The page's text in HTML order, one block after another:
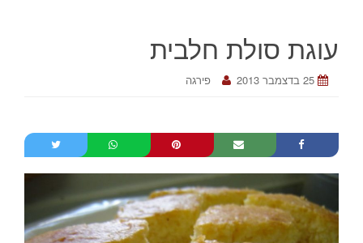
עוגת סולת חלבית
25 בדצמבר 2013 פירגה